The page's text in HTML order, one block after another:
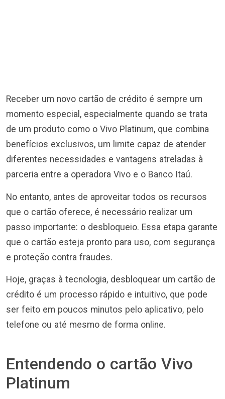
Receber um novo cartão de crédito é sempre um
momento especial, especialmente quando se trata
de um produto como o Vivo Platinum, que combina
benefícios exclusivos, um limite capaz de atender
diferentes necessidades e vantagens atreladas à
parceria entre a operadora Vivo e o Banco Itaú.
No entanto, antes de aproveitar todos os recursos
que o cartão oferece, é necessário realizar um
passo importante: o desbloqueio. Essa etapa garante
que o cartão esteja pronto para uso, com segurança
e proteção contra fraudes.
Hoje, graças à tecnologia, desbloquear um cartão de
crédito é um processo rápido e intuitivo, que pode
ser feito em poucos minutos pelo aplicativo, pelo
telefone ou até mesmo de forma online.
Entendendo o cartão Vivo
Platinum